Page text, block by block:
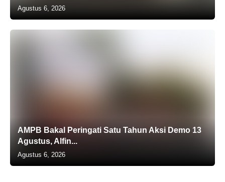
Agustus 6, 2026
AMPB Bakal Peringati Satu Tahun Aksi Demo 13
Agustus, Alfin...
Agustus 6, 2026